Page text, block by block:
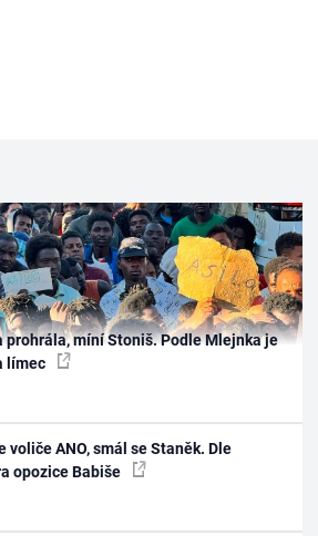
prohrála, míní Stoniš. Podle Mlejnka je
límec
voliče ANO, smál se Staněk. Dle
opozice Babiše